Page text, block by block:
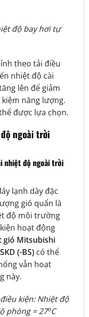
độ bay hơi tự
theo tải điều
nhiệt độ cài
lên để giảm
năng lượng.
được lựa chọn.
ngoài trời
nhiệt độ ngoài trời
lạnh dày đặc
gió quẩn là
độ môi trường
hoạt động
gió Mitsubishi
(-BS)có thể
vẫn hoạt
này.
điều kiện: Nhiệt độ
phòng = 27oC